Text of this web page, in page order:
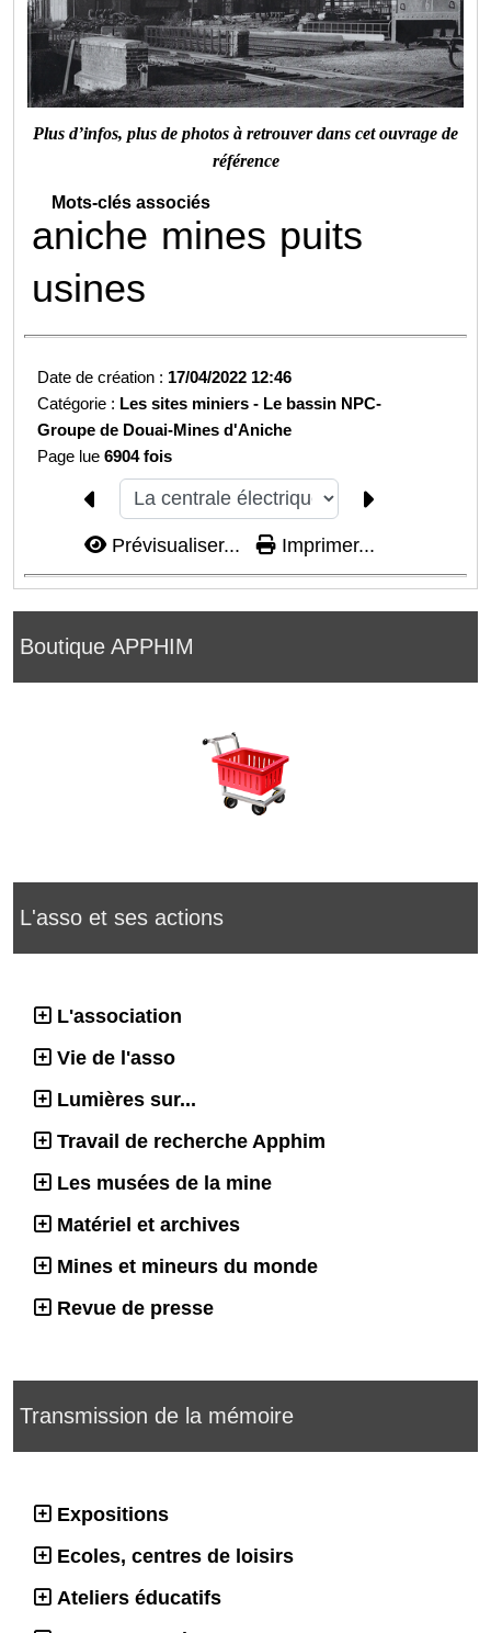
Boutique APPHIM
L'asso et ses actions
L'association
Vie de l'asso
Lumières sur...
Travail de recherche Apphim
Les musées de la mine
Matériel et archives
Mines et mineurs du monde
Revue de presse
Transmission de la mémoire
Expositions
Ecoles, centres de loisirs
Ateliers éducatifs
Plus d’infos, plus de photos à retrouver dans cet ouvrage de
référence
Mots-clés associés
aniche mines puits
usines
Date de création : 17/04/2022 12:46
Catégorie : Les sites miniers - Le bassin NPC-
Groupe de Douai-Mines d'Aniche
Page lue6904 fois
Prévisualiser... Imprimer...